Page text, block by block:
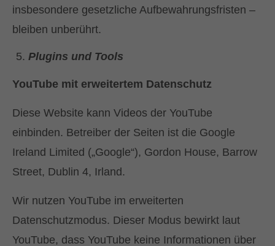
insbesondere gesetzliche Aufbewahrungsfristen –
bleiben unberührt.
Plugins und Tools
YouTube mit erweitertem Datenschutz
Diese Website kann Videos der YouTube
einbinden. Betreiber der Seiten ist die Google
Ireland Limited („Google“), Gordon House, Barrow
Street, Dublin 4, Irland.
Wir nutzen YouTube im erweiterten
Datenschutzmodus. Dieser Modus bewirkt laut
YouTube, dass YouTube keine Informationen über